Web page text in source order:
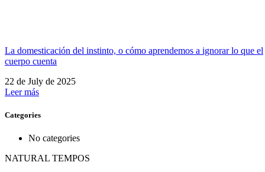
La domesticación del instinto, o cómo aprendemos a ignorar lo que el
cuerpo cuenta
22 de July de 2025
Leer más
Categories
No categories
NATURAL TEMPOS